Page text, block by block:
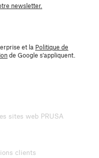
newsletter.
et la Politique de
de Google s'appliquent.
sites web PRUSA
clients